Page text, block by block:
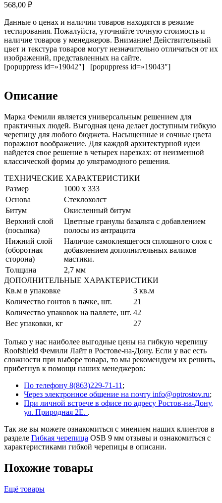
568,00 ₽
Данные о ценах и наличии товаров находятся в режиме
тестирования. Пожалуйста, уточняйте точную стоимость и
наличие товаров у менеджеров. Внимание! Действительный
цвет и текстура товаров могут незначительно отличаться от их
изображений, представленных на сайте.
[popuppress id=»19042″] [popuppress id=»19043″]
Описание
Марка Фемили является универсальным решением для
практичных людей. Выгодная цена делает доступным гибкую
черепицу для любого бюджета. Насыщенные и сочные цвета
поражают воображение. Для каждой архитектурной идеи
найдется свое решение в четырех нарезках: от неизменной
классической формы до ультрамодного решения.
ТЕХНИЧЕСКИЕ ХАРАКТЕРИСТИКИ
Размер
1000 х 333
Основа
Стеклохолст
Битум
Окисленный битум
Верхний слой
(посыпка)
Цветные гранулы базальта с добавлением
полосы из антрацита
Нижний слой
(оборотная
сторона)
Наличие самоклеящегося сплошного слоя с
добавлением дополнительных валиков
мастики.
Толщина
2,7 мм
ДОПОЛНИТЕЛЬНЫЕ ХАРАКТЕРИСТИКИ
Кв.м в упаковке
3 кв.м
Количество гонтов в пачке, шт.
21
Количество упаковок на паллете, шт. 42
Вес упаковки, кг
27
Только у нас наиболее выгодные цены на гибкую черепицу
Roofshield Фемили Лайт в Ростове-на-Дону. Если у вас есть
сложности при выборе товара, то мы рекомендуем их решить,
прибегнув к помощи наших менеджеров:
По телефону 8(863)229-71-11 ;
Через электронное общение на почту info@optrostov.ru;
При личной встрече в офисе по адресу Ростов-на-Дону,
ул. Природная 2Е. .
Так же вы можете ознакомиться с мнением наших клиентов в
разделе Гибкая черепица OSB 9 мм отзывы и ознакомиться с
характеристиками гибкой черепицы в описани.
Похожие товары
Ещё товары